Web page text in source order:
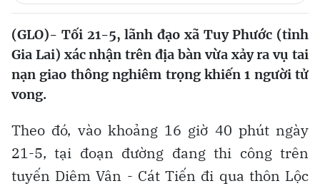
(GLO)- Tối 21-5, lãnh đạo xã Tuy Phước (tỉnh
Gia Lai) xác nhận trên địa bàn vừa xảy ra vụ tai
nạn giao thông nghiêm trọng khiến 1 người tử
vong.
Theo đó, vào khoảng 16 giờ 40 phút ngày
21-5, tại đoạn đường đang thi công trên
tuyến Diêm Vân - Cát Tiến đi qua thôn Lộc